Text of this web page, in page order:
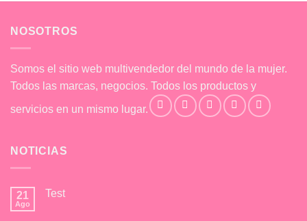
NOSOTROS
Somos el sitio web multivendedor del mundo de la mujer.
Todos las marcas, negocios. Todos los productos y
servicios en un mismo lugar.
NOTICIAS
21
Ago
Test